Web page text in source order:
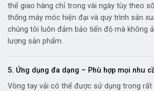
thể giao hàng chỉ trong vài ngày tùy theo
thống máy móc hiện đại và quy trình sản
chúng tôi luôn đảm bảo tiến độ mà không
lượng sản phẩm.
5. Ứng dụng đa dạng – Phù hợp mọi nhu
Vòng tay vải có thể được sử dụng trong rất